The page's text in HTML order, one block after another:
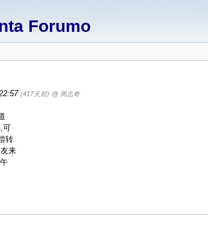
Forumo
(417天前) @ 周志奇
可
转
来